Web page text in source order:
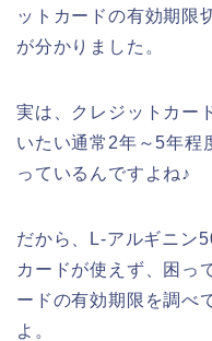
ットカードの有効期限
が分かりました。
実は、クレジットカー
いたい通常2年～5年程
っているんですよね♪
だから、L-アルギニン
カードが使えず、困っ
ードの有効期限を調べ
よ。